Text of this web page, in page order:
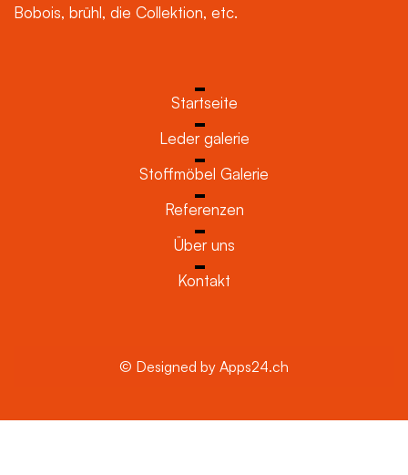
Bobois, brühl, die Collektion, etc.
Startseite
Leder galerie
Stoffmöbel Galerie
Referenzen
Über uns
Kontakt
© Designed by Apps24.ch